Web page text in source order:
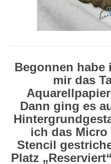
Begonnen habe
mir das
Dann ging es
ich das Micro
Stencil
Platz